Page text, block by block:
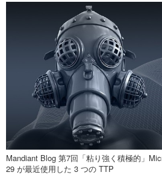
Mandiant Blog 第7回「粘り強く積極的」
29 が最近使用した 3 つの TTP